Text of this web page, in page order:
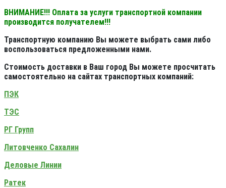
ВНИМАНИЕ!!! Оплата за услуги транспортной компании
производится получателем!!!
Транспортную компанию Вы можете выбрать сами либо
воспользоваться предложенными нами.
Стоимость доставки в Ваш город Вы можете просчитать
самостоятельно на сайтах транспортных компаний:
ПЭК
ТЭС
РГ Групп
Литовченко Сахалин
Деловые Линии
Ратек